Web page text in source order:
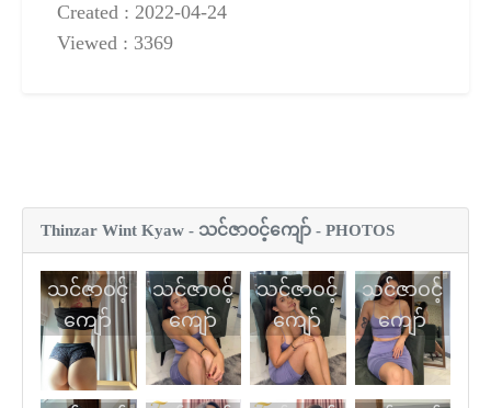
Created : 2022-04-24
Viewed : 3369
Thinzar Wint Kyaw - သင်ဇာဝင့်ကျော် - PHOTOS
သင်ဇာဝင့်
ကျော်
သင်ဇာဝင့်
ကျော်
သင်ဇာဝင့်
ကျော်
သင်ဇာဝင့်
ကျော်